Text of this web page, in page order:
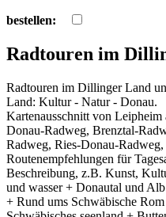
bestellen:
Radtouren im
Radtouren im Dillinger Land
Land: Kultur - Natur - Donau.
Kartenausschnitt von
Donau-Radweg, Brenztal-
Radweg, Ries-Donau-
Routenempfehlungen für
Beschreibung, z.B. Kunst,
und wasser + Donautal und
+ Rund ums Schwäbische